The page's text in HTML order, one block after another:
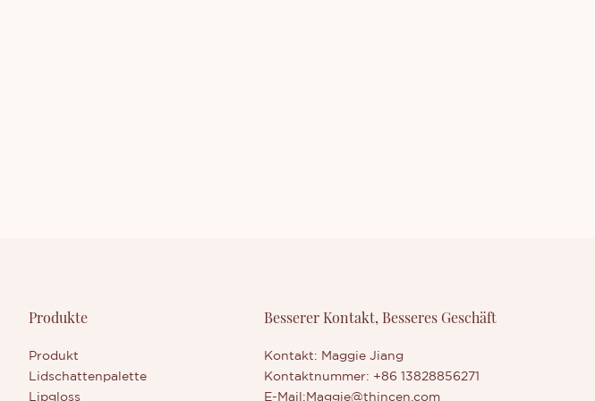
Produkte
Produkt
Lidschattenpalette
Lipgloss
Besserer Kontakt, Besseres Geschäft
Kontakt: Maggie Jiang
Kontaktnummer: +86 13828856271
E-Mail: Maggie@thincen.com